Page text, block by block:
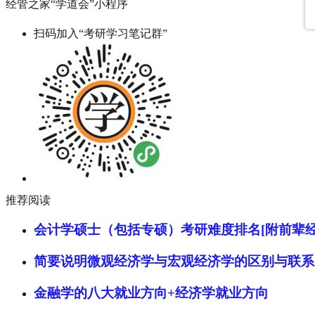
经管之家“学道会”小程序
扫码加入“考研学习笔记群”
推荐阅读
会计学硕士（包括专硕）考研难度排名[附前辈
简要说明微观经济学与宏观经济学的区别与联系
金融学的八大就业方向+经济学就业方向